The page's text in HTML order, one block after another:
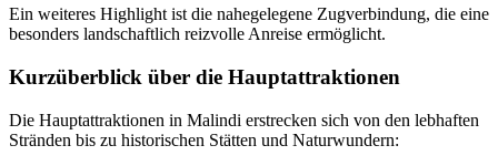
Ein weiteres Highlight ist die nahegelegene Zugverbindung, die eine
besonders landschaftlich reizvolle Anreise ermöglicht.
Kurzüberblick über die Hauptattraktionen
Die Hauptattraktionen in Malindi erstrecken sich von den lebhaften
Stränden bis zu historischen Stätten und Naturwundern: